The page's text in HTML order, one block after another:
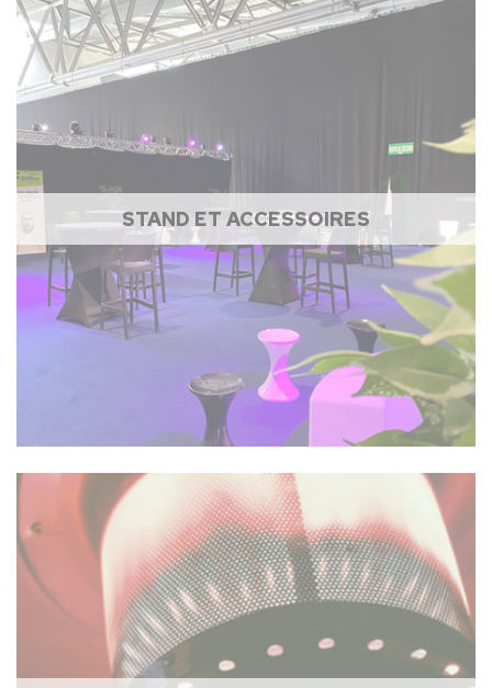
STAND ET ACCESSOIRES